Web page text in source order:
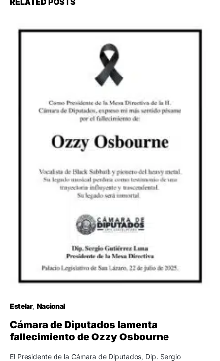
Estelar Nacional
Cámara de Diputados lamenta
fallecimiento de Ozzy Osbourne
El Presidente de la Cámara de Diputados, Dip. Sergio